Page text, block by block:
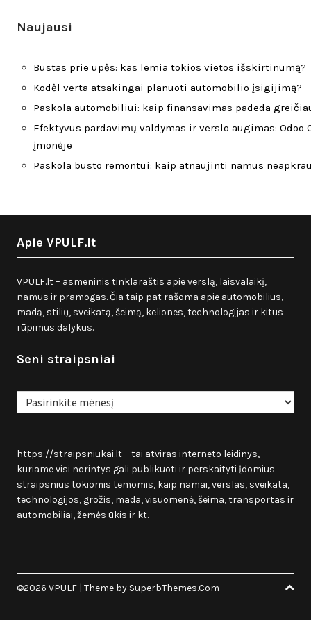
Naujausi
Būstas prie upės: kas lemia tokios vietos išskirtinumą?
Kodėl verta atsakingai planuoti automobilio įsigijimą?
Paskola automobiliui: kaip finansavimas padeda
Efektyvus pardavimų valdymas ir verslo augimas:
įmonėje
Paskola būsto remontui: kaip atnaujinti namus
Apie VPULF.lt
VPULF.lt – asmeninis tinklaraštis apie verslą, laisvalaikį,
namus ir pramogas. Čia taip pat rašoma apie automobilius,
madą, stilių, sveikatą, šeimą, keliones, technologijas ir kitus
rūpimus dalykus.
Seni straipsniai
Seni
straipsniai
https://straipsniukai.lt– tai atviras interneto leidinys,
kuriame visi norintys gali publikuoti ir perskaityti įdomius
straipsnius tokiomis temomis, kaip namai, verslas, sveikata,
technologijos, grožis, mada, visuomenė, šeima, transportas ir
automobiliai, žemės ūkis ir kt.
©2026 VPULF | Theme by SuperbThemes.Com